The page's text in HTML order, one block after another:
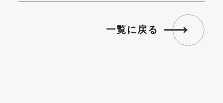
一覧に戻 る